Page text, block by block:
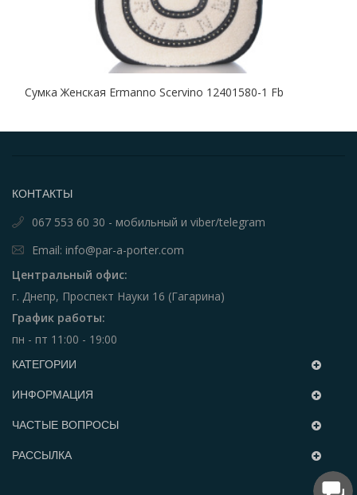
Сумка Женская Ermanno Scervino 12401580-1 Fb
КОНТАКТЫ
067 553 60 30 - мобильный и viber/telegram
Email: info@par-a-porter.com
Центральный офис:
г. Днепр, Проспект Науки 16 (Гагарина)
График работы:
пн - пт 11:00 - 19:00
КАТЕГОРИИ
ИНФОРМАЦИЯ
ЧАСТЫЕ ВОПРОСЫ
РАССЫЛКА